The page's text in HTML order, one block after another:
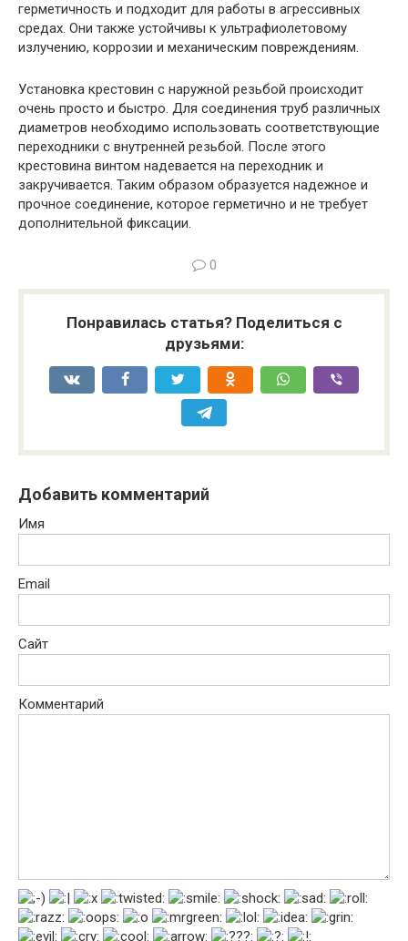
герметичность и подходит для работы в агрессивных
средах. Они также устойчивы к ультрафиолетовому
излучению, коррозии и механическим повреждениям.
Установка крестовин с наружной резьбой происходит
очень просто и быстро. Для соединения труб различных
диаметров необходимо использовать соответствующие
переходники с внутренней резьбой. После этого
крестовина винтом надевается на переходник и
закручивается. Таким образом образуется надежное и
прочное соединение, которое герметично и не требует
дополнительной фиксации.
0
Понравилась статья? Поделиться с
друзьями:
Добавить комментарий
Имя
Email
Сайт
Комментарий